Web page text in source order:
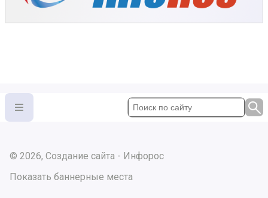
© 2026, Создание сайта - Инфорос
Показать баннерные места